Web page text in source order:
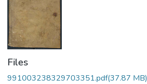
Files
991003238329703351.pdf(37.87 MB)